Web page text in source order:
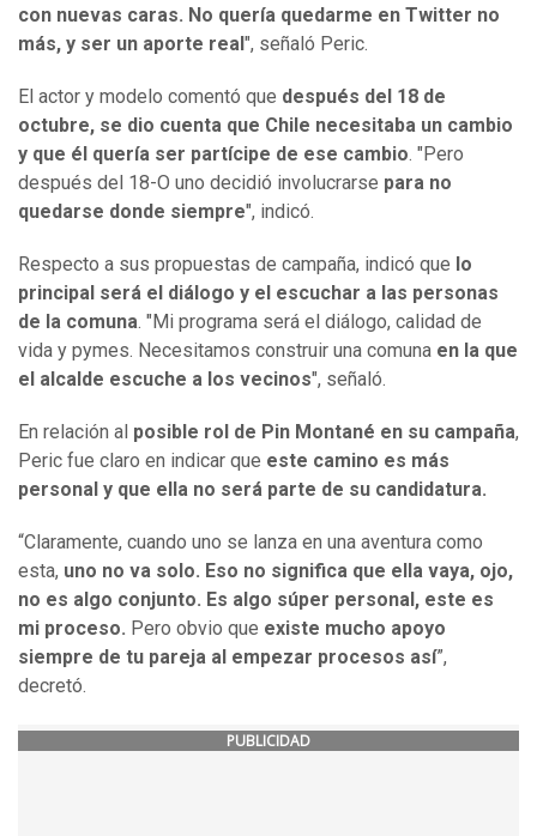
con nuevas caras. No quería quedarme en Twitter no
más, y ser un aporte real ", señaló Peric.
El actor y modelo comentó que después del 18 de
octubre, se dio cuenta que Chile necesitaba un cambio
y que él quería ser partícipe de ese cambio. "Pero
después del 18-O uno decidió involucrarse para no
quedarse donde siempre", indicó.
Respecto a sus propuestas de campaña, indicó que lo
principal será el diálogo y el escuchar a las personas
de la comuna. "Mi programa será el diálogo, calidad de
vida y pymes. Necesitamos construir una comuna en la que
el alcalde escuche a los vecinos", señaló.
En relación al posible rol de Pin Montané en su campaña,
Peric fue claro en indicar que este camino es más
personal y que ella no será parte de su candidatura.
“Claramente, cuando uno se lanza en una aventura como
esta, uno no va solo. Eso no significa que ella vaya, ojo,
no es algo conjunto. Es algo súper personal, este es
mi proceso. Pero obvio que existe mucho apoyo
siempre de tu pareja al empezar procesos así”,
decretó.
PUBLICIDAD